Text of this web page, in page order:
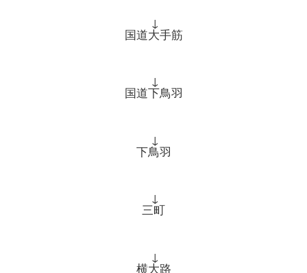
↓
国道大手筋
↓
国道下鳥羽
↓
下鳥羽
↓
三町
↓
横大路